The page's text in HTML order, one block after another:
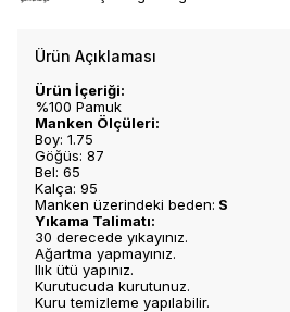
Ürün Açıklaması
Ürün İçeriği:
%100 Pamuk
Manken Ölçüleri:
Boy: 1.75
Göğüs: 87
Bel: 65
Kalça: 95
Manken üzerindeki beden: S
Yıkama Talimatı:
30 derecede yıkayınız.
Ağartma yapmayınız.
Ilık ütü yapınız.
Kurutucuda kurutunuz.
Kuru temizleme yapılabilir.